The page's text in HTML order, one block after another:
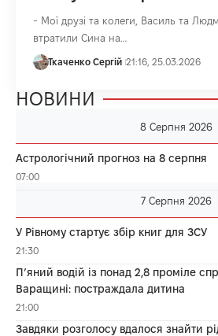
- Мої друзі та колеги, Василь та
втратили Сина на…
Ткаченко Сергій 21:16, 25.03.2026
НОВИНИ
8 Серпня 2026
Астрологічний прогноз на 8 серпня
07:00
7 Серпня 2026
У Рівному стартує збір книг для ЗСУ
21:30
П’яний водій із понад 2,8 проміле
Варащині: постраждала дитина
21:00
Завдяки розголосу вдалося знайти